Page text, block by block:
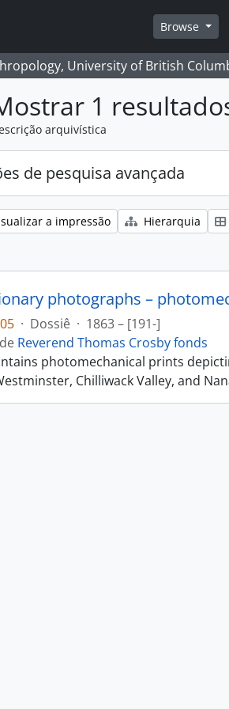
Browse
University of British
1
arquivística
de pesquisa avançada
a impressão Hierarquia
photographs –
· Dossiê · 1863 – [191-]
Reverend Thomas Crosby fonds
photomechanical prints
Chilliwack Valley, and